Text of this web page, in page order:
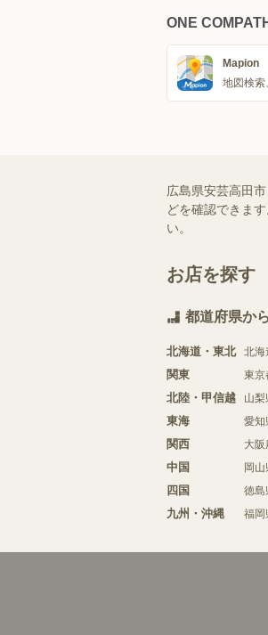
ONE
Mapion
地図検索
広島県安芸高田
どを確認できま
い。
お店を探す
都道府県か
北海道・東北 北海
関東 東京
北陸・甲信越 山梨
東海 愛知
関西 大阪
中国 岡山
四国 徳島
九州・沖縄 福岡